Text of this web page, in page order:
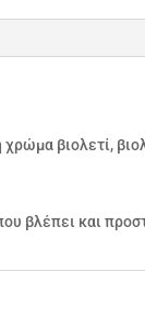
βιολετί,
βλέπει και